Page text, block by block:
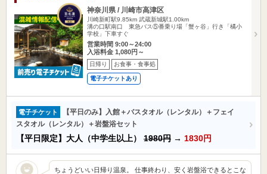
神奈川県 / 川崎市高津区
川崎新町駅9.85km 武蔵新城駅1.00km
溝の口駅南口 東急バス⑤番乗り場「蟹ヶ谷」行き「橘小
学校」下車すぐ
営業時間 9:00～24:00
入浴料金 1,080円～
日帰り お食事・食事処
電子チケットあり
電子チケット
【平日のみ】入館＋バスタオル（レンタル）＋フェイ
スタオル（レンタル）＋岩盤浴セット
【平日限定】大人（中学生以上） 1980円 → 1830円
ちょうどいい日帰り温泉。 仕事終わり、安く岩盤浴できるとこな